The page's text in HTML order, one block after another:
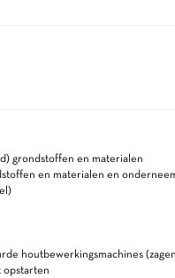
grondstoffen en materialen
en materialen en
houtbewerkingsmachines